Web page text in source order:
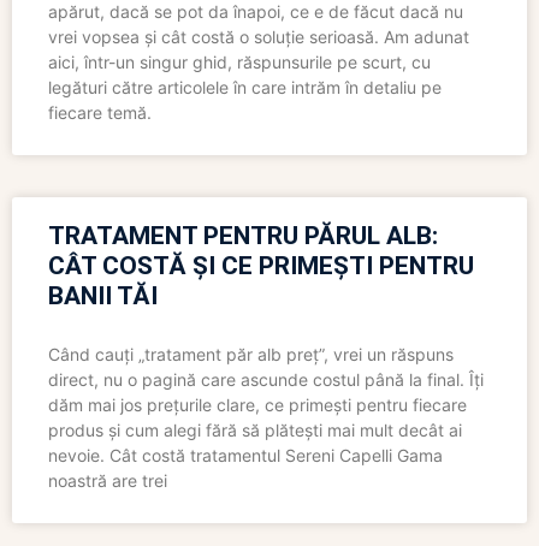
apărut, dacă se pot da înapoi, ce e de făcut dacă nu
vrei vopsea și cât costă o soluție serioasă. Am adunat
aici, într-un singur ghid, răspunsurile pe scurt, cu
legături către articolele în care intrăm în detaliu pe
fiecare temă.
TRATAMENT PENTRU PĂRUL ALB:
CÂT COSTĂ ȘI CE PRIMEȘTI PENTRU
BANII TĂI
Când cauți „tratament păr alb preț”, vrei un răspuns
direct, nu o pagină care ascunde costul până la final. Îți
dăm mai jos prețurile clare, ce primești pentru fiecare
produs și cum alegi fără să plătești mai mult decât ai
nevoie. Cât costă tratamentul Sereni Capelli Gama
noastră are trei